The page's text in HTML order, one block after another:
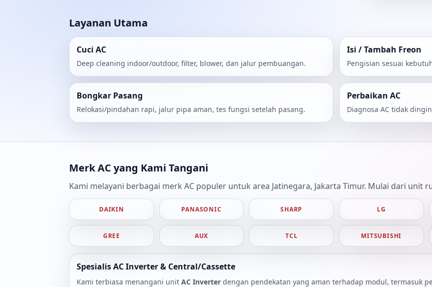
Layanan Utama
Cuci AC
Deep cleaning indoor/outdoor, filter, blower, dan jalur pembuangan.
Isi / Tambah Freon
Pengisian sesuai
Bongkar Pasang
Relokasi/pindahan rapi, jalur pipa aman, tes fungsi setelah pasang.
Perbaikan AC
Diagnosa AC tidak
Merk AC yang Kami Tangani
Kami melayani berbagai merk AC populer untuk area Jatinegara, Jakarta Timur. Mulai dari unit
DAIKIN PANASONIC SHARP LG
GREE AUX TCL MITSUBISHI
Spesialis AC Inverter & Central/Cassette
Kami terbiasa menangani unit AC Inverter dengan pendekatan yang aman terhadap modul, termasuk